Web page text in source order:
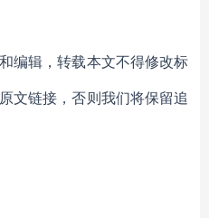
编辑，转载本文不得修改标
文链接，否则我们将保留追